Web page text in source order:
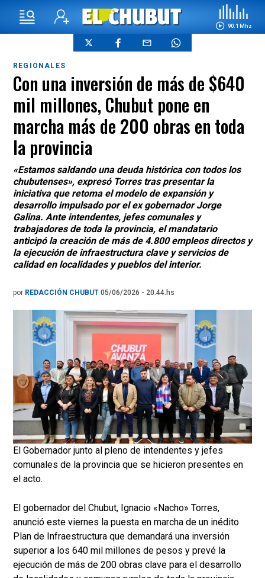
90.1 Mhz
REGIONALES
Con una inversión de más de $640
mil millones, Chubut pone en
marcha más de 200 obras en toda
la provincia
«Estamos saldando una deuda histórica con todos los
chubutenses», expresó Torres tras presentar la
iniciativa que retoma el modelo de expansión y
desarrollo impulsado por el ex gobernador Jorge
Galina. Ante intendentes, jefes comunales y
trabajadores de toda la provincia, el mandatario
anticipó la creación de más de 4.800 empleos directos y
la ejecución de infraestructura clave y servicios de
calidad en localidades y pueblos del interior.
por REDACCIÓN CHUBUT 05/06/2026 - 20.44.hs
El Gobernador junto al pleno de intendentes y jefes
comunales de la provincia que se hicieron presentes en
el acto.
El gobernador del Chubut, Ignacio «Nacho» Torres,
anunció este viernes la puesta en marcha de un inédito
Plan de Infraestructura que demandará una inversión
superior a los 640 mil millones de pesos y prevé la
ejecución de más de 200 obras clave para el desarrollo